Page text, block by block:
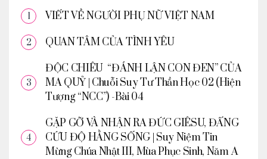
VIẾT VỀ NGƯỜI PHỤ NỮ VIỆT NAM
QUAN TÂM CỦA TÌNH YÊU
ĐỘC CHIÊU “ĐÁNH LẬN CON ĐEN” CỦA
MA QUỶ | Chuỗi Suy Tư Thần Học 02 (Hiện
Tượng “NCC”) -Bài 04
GẶP GỠ VÀ NHẬN RA ĐỨC GIÊSU, ĐẤNG
CỨU ĐỘ HẰNG SỐNG | Suy Niệm Tin
Mừng Chúa Nhật III, Mùa Phục Sinh, Năm A